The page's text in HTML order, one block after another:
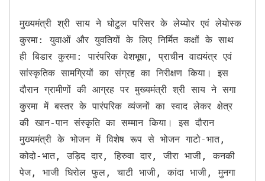
मुख्यमंत्री श्री साय ने घोटुल परिसर के लेय्योर एवं लेयोस्क
कुरमा: युवाओं और युवतियों के लिए निर्मित कक्षों के साथ
ही बिडार कुरमा: पारंपरिक वेशभूषा, प्राचीन वाद्ययंत्र एवं
सांस्कृतिक सामग्रियों का संग्रह का निरीक्षण किया। इस
दौरान ग्रामीणों की आग्रह पर मुख्यमंत्री श्री साय ने सगा
कुरमा में बस्तर के पारंपरिक व्यंजनों का स्वाद लेकर क्षेत्र
की खान-पान संस्कृति का सम्मान किया। इस दौरान
मुख्यमंत्री के भोजन में विशेष रूप से भोजन गाटो-भात,
कोदो-भात, उड़िद दार, हिरुवा दार, जीरा भाजी, कनकी
पेज, भाजी घिरोल फुल, चाटी भाजी, कांदा भाजी, मुनगा